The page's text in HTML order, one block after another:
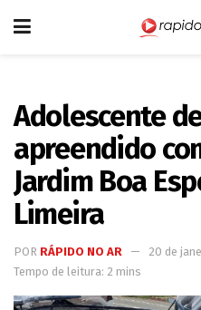
Adolescente
apreendido
Jardim Boa
Limeira
POR RÁPIDO NO AR
20 de
Tempo de leitura: 2 mins